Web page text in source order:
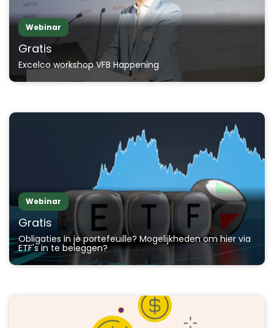
Webinar
Gratis
Excelco workshop VFB Happening
Webinar
Gratis
Obligaties in je portefeuille? Mogelijkheden om hier via
ETF's in te beleggen?